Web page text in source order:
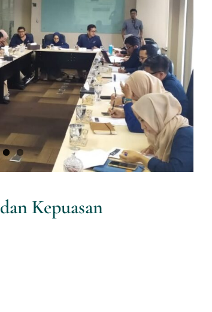
dan Kepuasan
Pekerja
Riset
Kepuasan